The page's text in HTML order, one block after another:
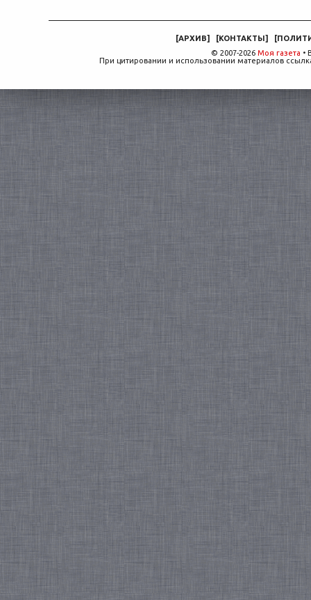
[АРХИВ] [КОНТАКТЫ] [
© 2007-2026 Моя газета •
При цитировании и использовании материалов